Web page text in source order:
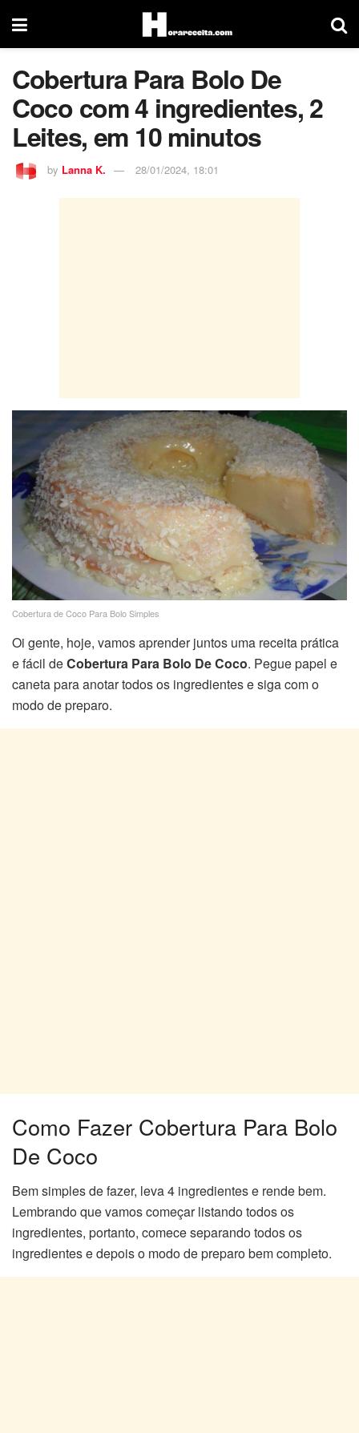
Cobertura Para Bolo De
Coco com 4 ingredientes, 2
Leites, em 10 minutos
by Lanna K. 28/01/2024, 18:01
Cobertura de Coco Para Bolo Simples
Oi gente, hoje, vamos aprender juntos uma receita prática
e fácil deCobertura Para Bolo De Coco. Pegue papel e
caneta para anotar todos os ingredientes e siga com o
modo de preparo.
Como Fazer Cobertura Para Bolo
De Coco
Bem simples de fazer, leva 4 ingredientes e rende bem.
Lembrando que vamos começar listando todos os
ingredientes, portanto, comece separando todos os
ingredientes e depois o modo de preparo bem completo.